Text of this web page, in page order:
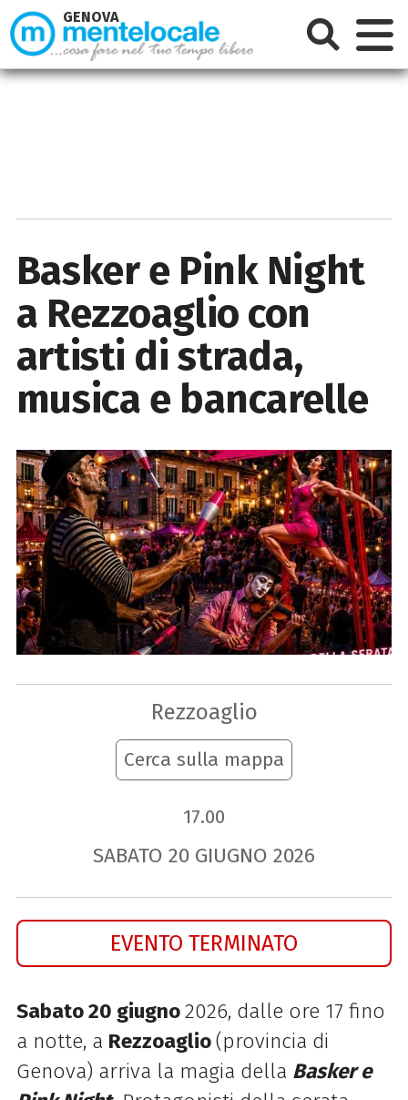
Basker e Pink Night
a Rezzoaglio con
artisti di strada,
musica e bancarelle
Rezzoaglio
Cerca sulla mappa
17.00
SABATO 20 GIUGNO 2026
EVENTO TERMINATO
Sabato 20 giugno2026, dalle ore 17 fino
a notte, a Rezzoaglio(provincia di
Genova) arriva la magia della Basker e
GENOVA